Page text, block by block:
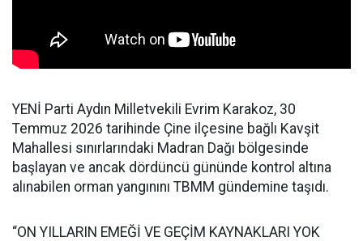
YENİ Parti Aydın Milletvekili Evrim Karakoz, 30
Temmuz 2026 tarihinde Çine ilçesine bağlı Kavşit
Mahallesi sınırlarındaki Madran Dağı bölgesinde
başlayan ve ancak dördüncü gününde kontrol altına
alınabilen orman yangınını TBMM gündemine taşıdı.
“ON YILLARIN EMEĞİ VE GEÇİM KAYNAKLARI YOK